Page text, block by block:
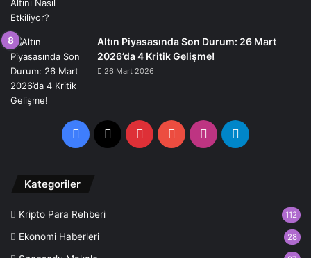
Altın Piyasasında Son Durum: 26 Mart
2026’da 4 Kritik Gelişme!
26 Mart 2026
Facebook PinterestYouTubeInstagramTelegram
Kategoriler
Kripto Para Rehberi 112
Ekonomi Haberleri 28